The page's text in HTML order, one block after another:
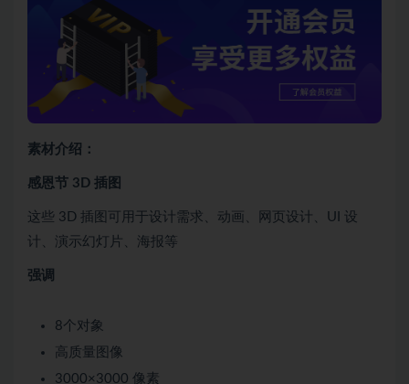
素材介绍：
感恩节 3D 插图
这些 3D 插图可用于设计需求、动画、网页设计、UI 设
计、演示幻灯片、海报等
强调
8个对象
高质量图像
3000×3000 像素